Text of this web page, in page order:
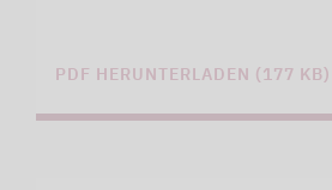
PDF HERUNTERLADEN (177 KB)